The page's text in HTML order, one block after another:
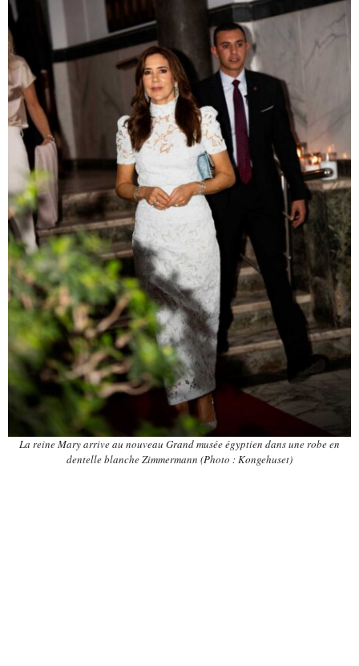
La reine Mary arrive au nouveau Grand musée égyptien dans une robe en
dentelle blanche Zimmermann (Photo : Kongehuset)